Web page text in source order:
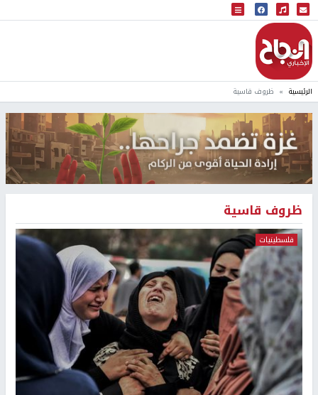
البث المباشر
إذاعة النجاح
الرئيسية ظروف قاسية
ظروف قاسية
فلسطينيات